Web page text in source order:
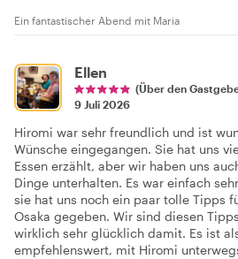
Ein fantastischer Abend mit Maria
Ellen
(Über den
9 Juli 2026
Hiromi war sehr freundlich und ist
Wünsche eingegangen. Sie hat uns
Essen erzählt, aber wir haben uns
Dinge unterhalten. Es war einfach
sie hat uns noch ein paar tolle Tipps
Osaka gegeben. Wir sind diesen
wirklich sehr glücklich damit. Es ist
empfehlenswert, mit Hiromi